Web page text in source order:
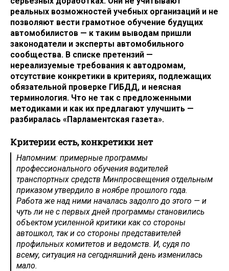
реальных возможностей учебных организаций и не
позволяют вести грамотное обучение будущих
автомобилистов — к таким выводам пришли
законодатели и эксперты автомобильного
сообщества. В списке претензий —
нереализуемые требования к автодромам,
отсутствие конкретики в критериях, подлежащих
обязательной проверке ГИБДД, и неясная
терминология. Что не так с предложенными
методиками и как их предлагают улучшить —
разбиралась «Парламентская газета».
Критерии есть, конкретики нет
Напомним: примерные программы
профессионального обучения водителей
транспортных средств Минпросвещения отдельным
приказом утвердило в ноябре прошлого года.
Работа же над ними началась задолго до этого — и
чуть ли не с первых дней программы становились
объектом усиленной критики как со стороны
автошкол, так и со стороны представителей
профильных комитетов и ведомств. И, судя по
всему, ситуация на сегодняшний день изменилась
мало.